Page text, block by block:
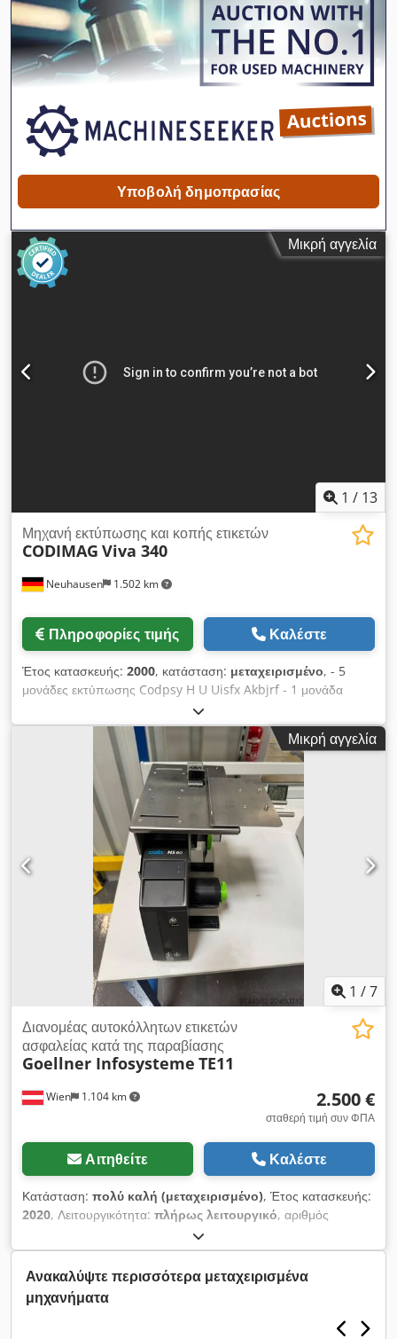
Υποβολή δημοπρασίας
Μικρή αγγελία
1 / 13
Neuhausen 1.502 km
Μηχανή εκτύπωσης και κοπής ετικετών
CODIMAG Viva 340
Πληροφορίες τιμής Καλέστε
Έτος κατασκευής: 2000, κατάσταση: μεταχειρισμένο, - 5
μονάδες εκτύπωσης Codpsy H U Uisfx Akbjrf - 1 μονάδα
επίστρωσης με φλέξο - 6 μονάδες στεγνώματος με υπεριώδη
ακτινοβολία (με ψύξη με αέρα) - Κυλινδρική μονάδα κοπής -
GAP Master - BST, σύστημα οπτικής παρακολούθησης της
ταινίας Πλήρως περιστροφική, πλάτος 355,6 χιλ. Μέγιστο
πλάτος ταινίας: 340 χιλ. Ελάχιστο πλάτος ταινίας: 120 χιλ.
Μικρή αγγελία
1 /7
Wien 1.104 km
Διανομέας αυτοκόλλητων ετικετών
ασφαλείας κατά της παραβίασης
Goellner Infosysteme TE11
2.500 €
σταθερή τιμή συν ΦΠΑ
Αιτηθείτε Καλέστε
Κατάσταση: πολύ καλή (μεταχειρισμένο), Έτος κατασκευής:
2020, Λειτουργικότητα: πλήρως λειτουργικό, αριθμός
TE6110019
ετικετών ασφαλείας για την τοποθέτηση ετικετών ασφαλείας σε
γωνίες σε αναδιπλούμενα κουτιά με γλωττίδες ασφάλισης.
Cedpfx Akozqfu Eeborf
Ανακαλύψτε περισσότερα μεταχειρισμένα
μηχανήματα